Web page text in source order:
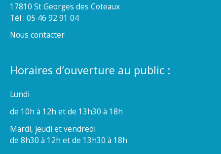
17810 St Georges des Coteaux
Tél : 05 46 92 91 04
Nous contacter
Horaires d’ouverture au public :
Lundi
de 10h à 12h et de 13h30 à 18h
Mardi, jeudi et vendredi
de 8h30 à 12h et de 13h30 à 18h